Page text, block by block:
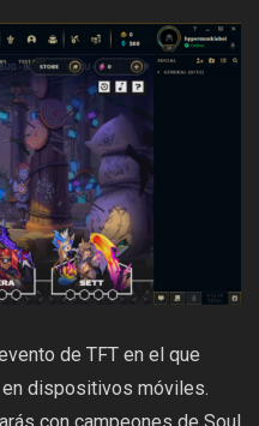
de TFT en el que
dispositivos móviles.